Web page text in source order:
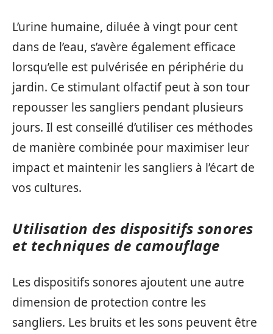
L’urine humaine, diluée à vingt pour cent
dans de l’eau, s’avère également efficace
lorsqu’elle est pulvérisée en périphérie du
jardin. Ce stimulant olfactif peut à son tour
repousser les sangliers pendant plusieurs
jours. Il est conseillé d’utiliser ces méthodes
de manière combinée pour maximiser leur
impact et maintenir les sangliers à l’écart de
vos cultures.
Utilisation des dispositifs sonores
et techniques de camouflage
Les dispositifs sonores ajoutent une autre
dimension de protection contre les
sangliers. Les bruits et les sons peuvent être